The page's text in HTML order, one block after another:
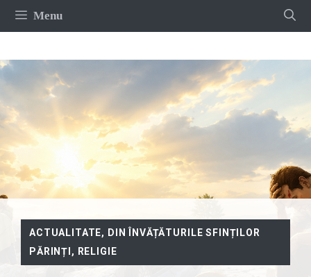
Sari
Menu
ACTUALITATE, DIN ÎNVĂȚĂTURILE SFINȚILOR
PĂRINȚI , RELIGIE